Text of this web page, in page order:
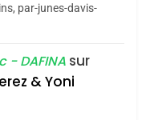
– Vanessa
par-junes-davis-
- DAFINA sur
& Yoni